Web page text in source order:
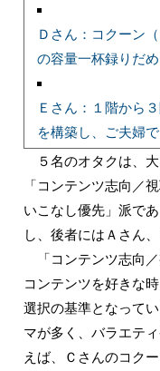
Ｄさん：コクーン
の容量一杯録りだ
Ｅさん：１階から
を構築し、ご夫婦
５名のオタクは、大
「コンテンツ志向／
いこなし優先」派で
し、後者にはＡさん
「コンテンツ志向
コンテンツを好きな
選択の基準となって
マが多く、バラエテ
えば、Ｃさんのコク